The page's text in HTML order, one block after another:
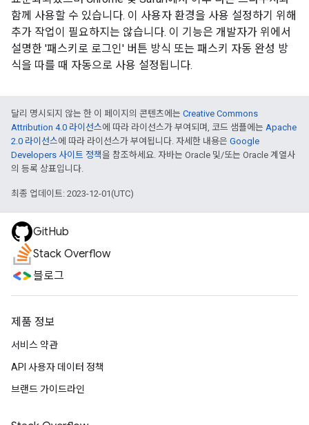
함께 사용할 수 있습니다. 이 사용자 환경을 사용 설정하기 위해
추가 작업이 필요하지는 않습니다. 이 기능은 개발자가 위에서
설명한 '패스키로 로그인' 버튼 방식 또는 패스키 자동 완성 방
식을 따를 때 자동으로 사용 설정됩니다.
달리 명시되지 않는 한 이 페이지의 콘텐츠에는 Creative Commons
Attribution 4.0 라이선스에 따라 라이선스가 부여되며, 코드 샘플에는 Apache
2.0 라이선스에 따라 라이선스가 부여됩니다. 자세한 내용은 Google
Developers 사이트 정책을 참조하세요. 자바는 Oracle 및/또는 Oracle 계열사
의 등록 상표입니다.
최종 업데이트: 2023-12-01(UTC)
GitHub
Stack Overflow
블로그
제품 정보
서비스 약관
API 사용자 데이터 정책
브랜드 가이드라인